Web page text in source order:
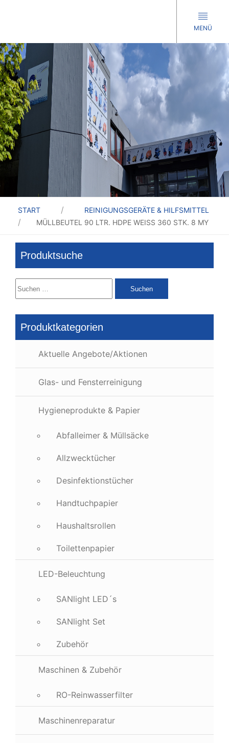
MENÜ
START
REINIGUNGSGERÄTE & HILFSMITTEL
MÜLLBEUTEL 90 LTR. HDPE WEISS 360 STK. 8 MY
Produktsuche
Suchen
nach:
Produktkategorien
Aktuelle Angebote/Aktionen
Glas- und Fensterreinigung
Hygieneprodukte & Papier
Abfalleimer & Müllsäcke
Allzwecktücher
Desinfektionstücher
Handtuchpapier
Haushaltsrollen
Toilettenpapier
LED-Beleuchtung
SANlight LED´s
SANlight Set
Zubehör
Maschinen & Zubehör
RO-Reinwasserfilter
Maschinenreparatur